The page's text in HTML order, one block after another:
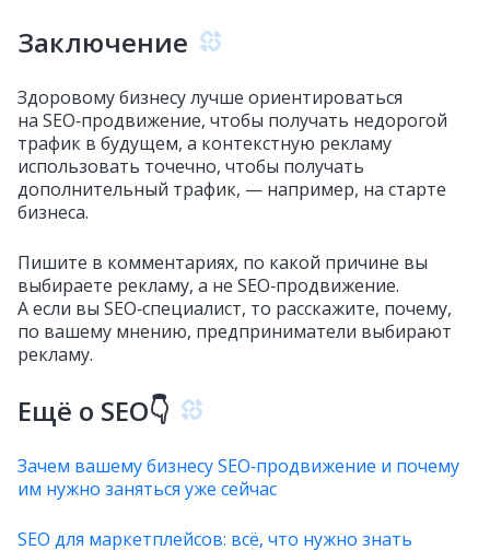
Заключение
Здоровому бизнесу лучше ориентироваться
на SEO‑продвижение, чтобы получать недорогой
трафик в будущем, а контекстную рекламу
использовать точечно, чтобы получать
дополнительный трафик, — например, на старте
бизнеса.
Пишите в комментариях, по какой причине вы
выбираете рекламу, а не SEO‑продвижение.
А если вы SEO‑специалист, то расскажите, почему,
по вашему мнению, предприниматели выбирают
рекламу.
Ещё о SEO👇
Зачем вашему бизнесу SEO‑продвижение и почему
им нужно заняться уже сейчас
SEO для маркетплейсов: всё, что нужно знать